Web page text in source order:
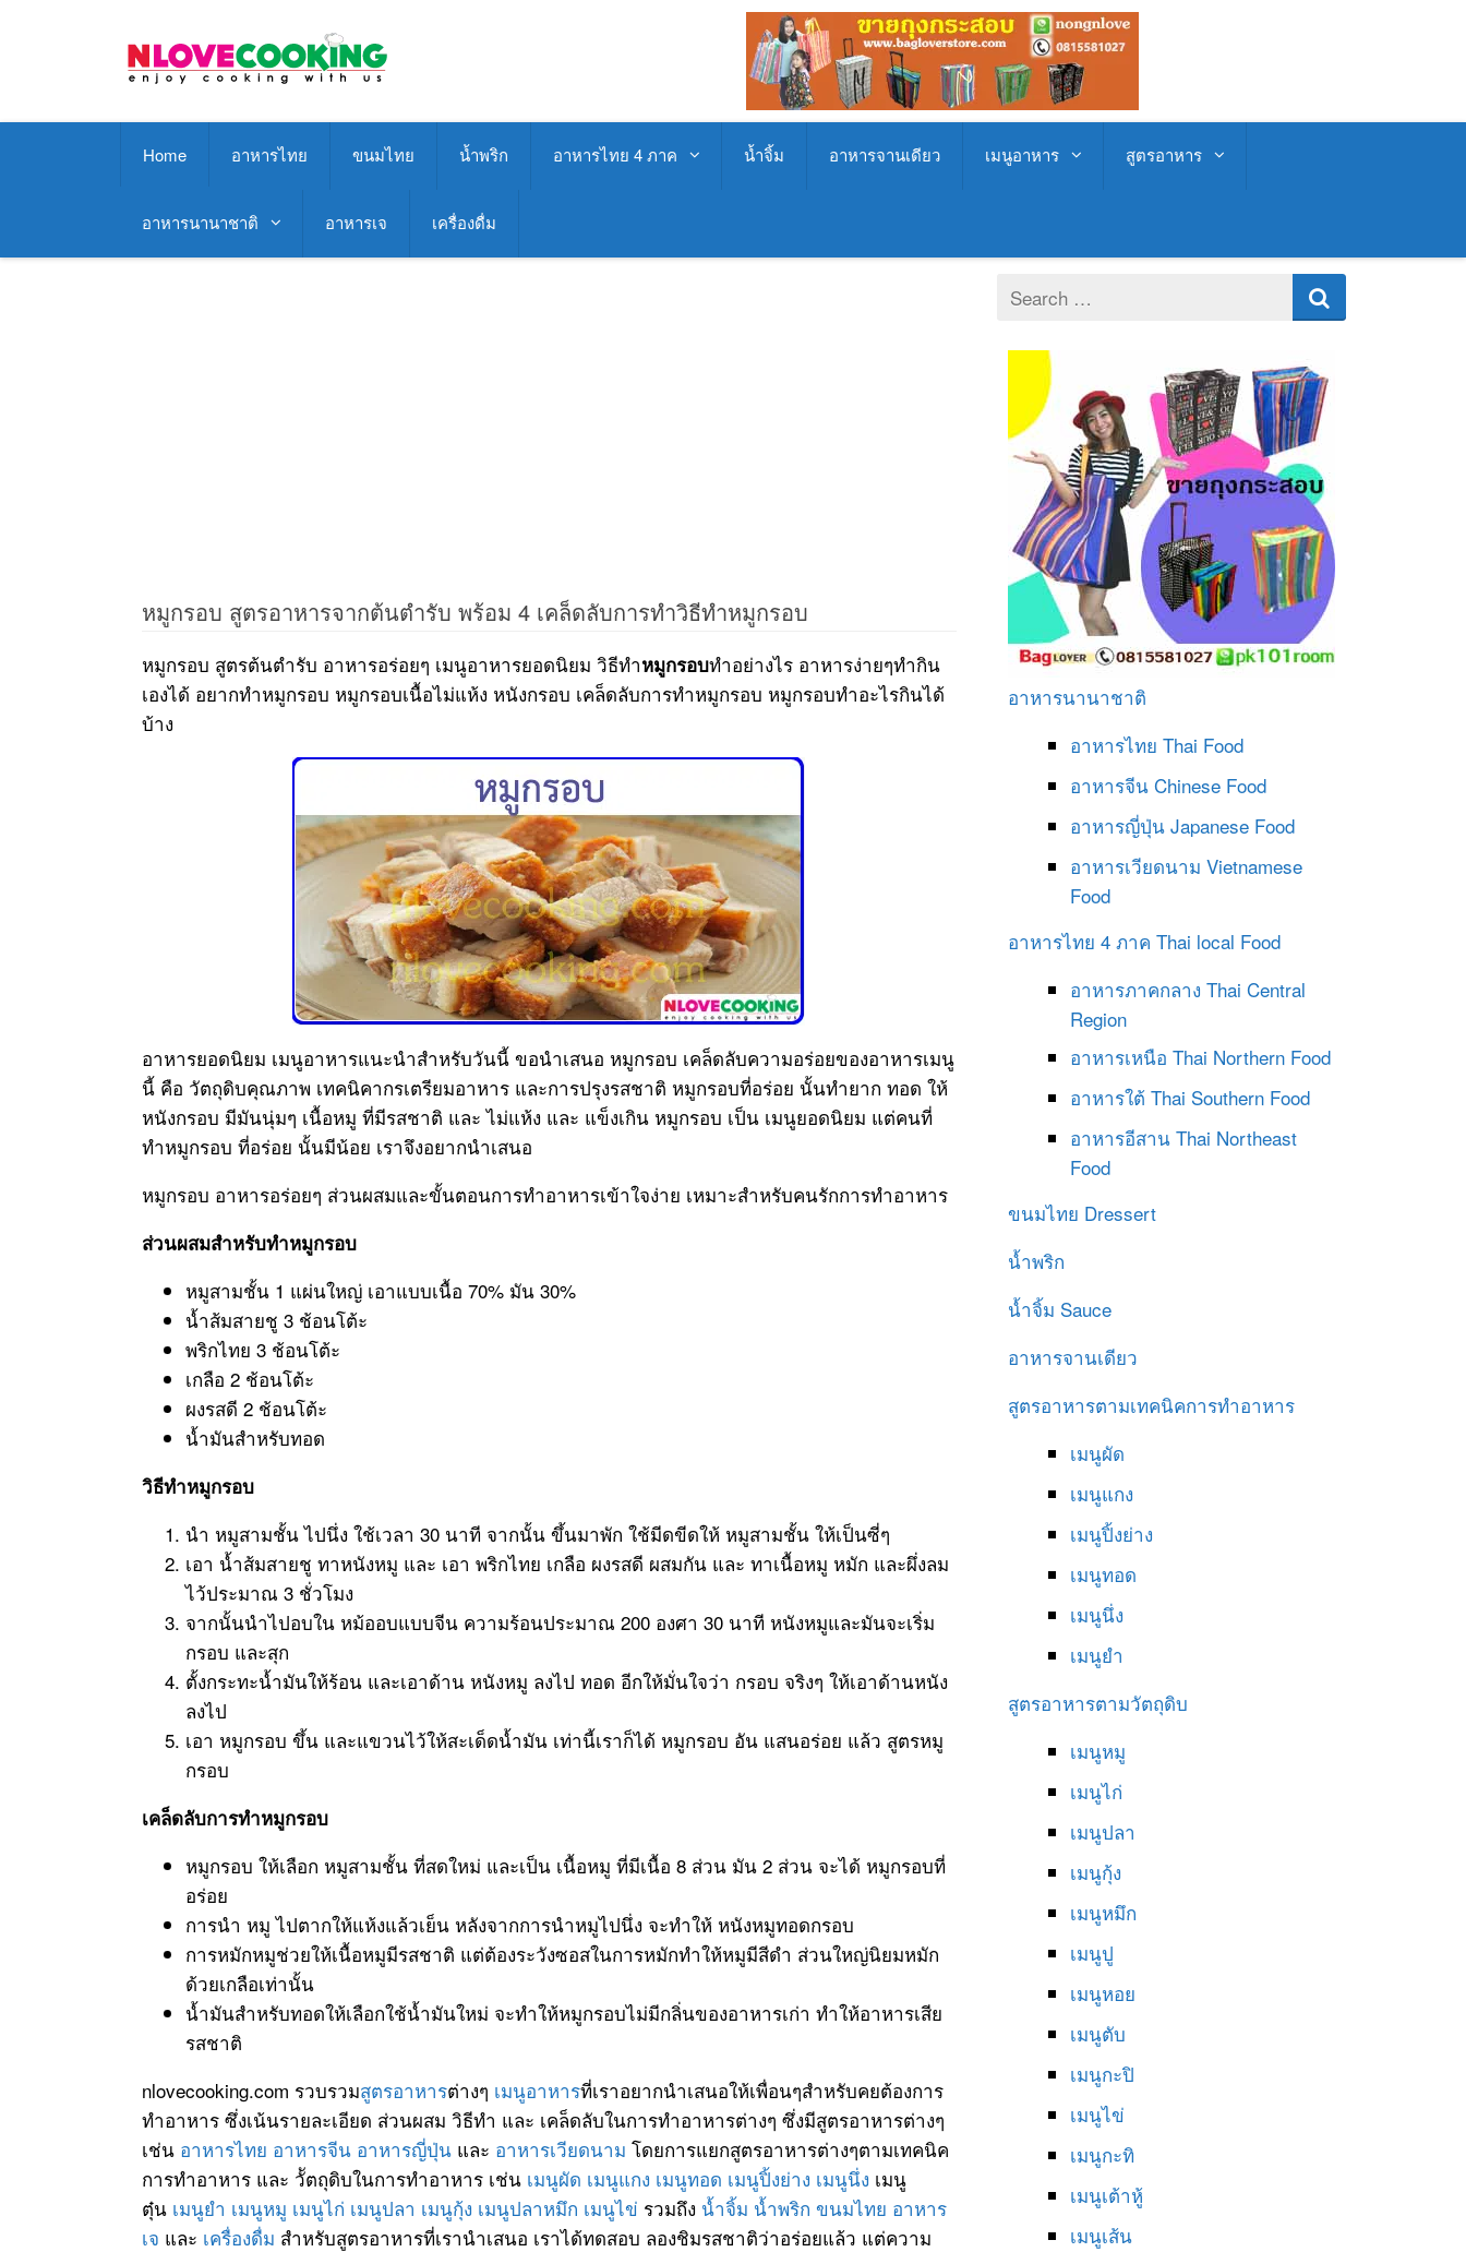
Home อาหารไทย ขนมไทย น้ำพริก อาหารไทย 4 ภาค น้ำจิ้ม อาหารจานเดียว เมนูอาหาร สูตรอาหาร
อาหารนานาชาติ อาหารเจ เครื่องดื่ม
หมูกรอบ สูตรอาหารจากต้นตำรับ พร้อม 4 เคล็ดลับการทำวิธีทำหมูกรอบ
หมูกรอบ สูตรต้นตำรับ อาหารอร่อยๆ เมนูอาหารยอดนิยม วิธีทำหมูกรอบทำอย่างไร อาหารง่ายๆทำกิน
เองได้ อยากทำหมูกรอบ หมูกรอบเนื้อไม่แห้ง หนังกรอบ เคล็ดลับการทำหมูกรอบ หมูกรอบทำอะไรกินได้
บ้าง
อาหารยอดนิยม เมนูอาหารแนะนำสำหรับวันนี้ ขอนำเสนอ หมูกรอบ เคล็ดลับความอร่อยของอาหารเมนู
นี้ คือ วัตถุดิบคุณภาพ เทคนิคากรเตรียมอาหาร และการปรุงรสชาติ หมูกรอบที่อร่อย นั้นทำยาก ทอด ให้
หนังกรอบ มีมันนุ่มๆ เนื้อหมู ที่มีรสชาติ และ ไม่แห้ง และ แข็งเกิน หมูกรอบ เป็น เมนูยอดนิยม แต่คนที่
ทำหมูกรอบ ที่อร่อย นั้นมีน้อย เราจึงอยากนำเสนอ
หมูกรอบ อาหารอร่อยๆ ส่วนผสมและขั้นตอนการทำอาหารเข้าใจง่าย เหมาะสำหรับคนรักการทำอาหาร
ส่วนผสมสำหรับทำหมูกรอบ
หมูสามชั้น 1 แผ่นใหญ่ เอาแบบเนื้อ 70% มัน 30%
น้ำส้มสายชู 3 ช้อนโต้ะ
พริกไทย 3 ช้อนโต้ะ
เกลือ 2 ช้อนโต้ะ
ผงรสดี 2 ช้อนโต้ะ
น้ำมันสำหรับทอด
วิธีทำหมูกรอบ
นำ หมูสามชั้น ไปนึ่ง ใช้เวลา 30 นาที จากนั้น ขึ้นมาพัก ใช้มีดขีดให้ หมูสามชั้น ให้เป็นซี่ๆ
เอา น้ำส้มสายชู ทาหนังหมู และ เอา พริกไทย เกลือ ผงรสดี ผสมกัน และ ทาเนื้อหมู หมัก และผึ่งลม
ไว้ประมาณ 3 ชั่วโมง
จากนั้นนำไปอบใน หม้ออบแบบจีน ความร้อนประมาณ 200 องศา 30 นาที หนังหมูและมันจะเริ่ม
กรอบ และสุก
ตั้งกระทะน้ำมันให้ร้อน และเอาด้าน หนังหมู ลงไป ทอด อีกให้มั่นใจว่า กรอบ จริงๆ ให้เอาด้านหนัง
ลงไป
เอา หมูกรอบ ขึ้น และแขวนไว้ให้สะเด็ดน้ำมัน เท่านี้เราก็ได้ หมูกรอบ อัน แสนอร่อย แล้ว สูตรหมู
กรอบ
เคล็ดลับการทำหมูกรอบ
หมูกรอบ ให้เลือก หมูสามชั้น ที่สดใหม่ และเป็น เนื้อหมู ที่มีเนื้อ 8 ส่วน มัน 2 ส่วน จะได้ หมูกรอบที่
อร่อย
การนำ หมู ไปตากให้แห้งแล้วเย็น หลังจากการนำหมูไปนึ่ง จะทำให้ หนังหมูทอดกรอบ
การหมักหมูช่วยให้เนื้อหมูมีรสชาติ แต่ต้องระวังซอสในการหมักทำให้หมูมีสีดำ ส่วนใหญ่นิยมหมัก
ด้วยเกลือเท่านั้น
น้ำมันสำหรับทอดให้เลือกใช้น้ำมันใหม่ จะทำให้หมูกรอบไม่มีกลิ่นของอาหารเก่า ทำให้อาหารเสีย
รสชาติ
nlovecooking.com รวบรวมสูตรอาหารต่างๆ เมนูอาหารที่เราอยากนำเสนอให้เพื่อนๆสำหรับคยต้องการ
ทำอาหาร ซึ่งเน้นรายละเอียด ส่วนผสม วิธีทำ และ เคล็ดลับในการทำอาหารต่างๆ ซึ่งมีสูตรอาหารต่างๆ
เช่น อาหารไทย อาหารจีน อาหารญี่ปุ่น และ อาหารเวียดนาม โดยการแยกสูตรอาหารต่างๆตามเทคนิค
การทำอาหาร และ วััตถุดิบในการทำอาหาร เช่น เมนูผัด เมนูแกง เมนูทอด เมนูปิ้งย่าง เมนูนึ่ง เมนู
ตุ๋น เมนูยำ เมนูหมู เมนูไก่ เมนูปลา เมนูกุ้ง เมนูปลาหมึก เมนูไข่ รวมถึง น้ำจิ้ม น้ำพริก ขนมไทย อาหาร
เจ และ เครื่องดื่ม สำหรับสูตรอาหารที่เรานำเสนอ เราได้ทดสอบ ลองชิมรสชาติว่าอร่อยแล้ว แต่ความ
Search
for
อาหารนานาชาติ
อาหารไทย Thai Food
อาหารจีน Chinese Food
อาหารญี่ปุ่น Japanese Food
อาหารเวียดนาม Vietnamese
Food
อาหารไทย 4 ภาค Thai local Food
อาหารภาคกลาง Thai Central
Region
อาหารเหนือ Thai Northern Food
อาหารใต้ Thai Southern Food
อาหารอีสาน Thai Northeast
Food
ขนมไทย Dressert
น้ำพริก
น้ำจิ้ม Sauce
อาหารจานเดียว
สูตรอาหารตามเทคนิคการทำอาหาร
เมนูผัด
เมนูแกง
เมนูปิ้งย่าง
เมนูทอด
เมนูนึ่ง
เมนูยำ
สูตรอาหารตามวัตถุดิบ
เมนูหมู
เมนูไก่
เมนูปลา
เมนูกุ้ง
เมนูหมึก
เมนูปู
เมนูหอย
เมนูตับ
เมนูกะปิ
เมนูไข่
เมนูกะทิ
เมนูเต้าหู้
เมนูเส้น